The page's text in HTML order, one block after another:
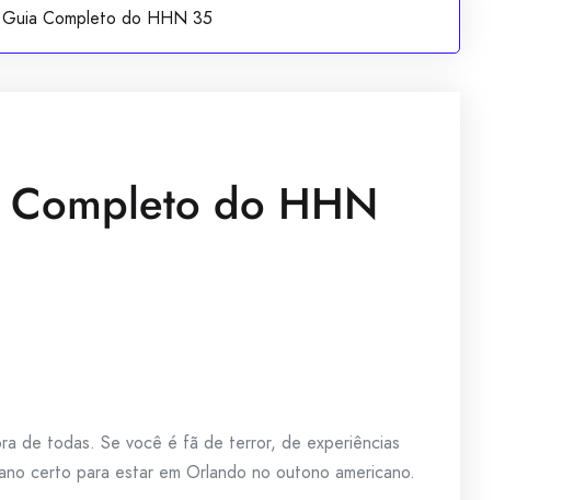
Completo do HHN 35
do HHN
de todas. Se você é fã de terror, de experiências
certo para estar em Orlando no outono americano.